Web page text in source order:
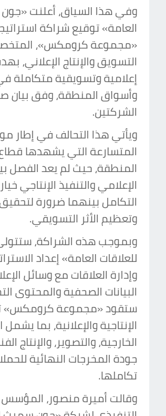
وفي هذا السياق، أعلنت
العامة» توقيع شراكة
«مجموعة كرومكس»،
التسويق والإنتاج الإعلاني،
إعلامية وتسويقية متكاملة
وأسواق المنطقة، وفق بيان
الشركتين.
ويأتي هذا التحالف في إطار
المتسارعة التي يشهدها
المنطقة، حيث لم يعد الفصل
الإعلامي والتنفيذ الإنتاجي
التكامل بينهما ضرورة
وتعظيم الأثر التسويقي.
وبموجب هذه الشراكة،
للعلاقات العامة» إعداد
وإدارة العلاقات مع وسائل
البيانات الصحفية والمحتوى
ستقود «مجموعة كرومكس»
الإنتاجية والإعلانية، بما يشمل
الخارجية، والتصوير، والإنتاج
جودة المخرجات النهائية
تكاملها.
وقالت أميرة منصور،